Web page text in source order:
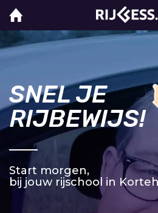
SNEL JE
RIJBEWIJS!
Start morgen,
bij jouw rijschool in